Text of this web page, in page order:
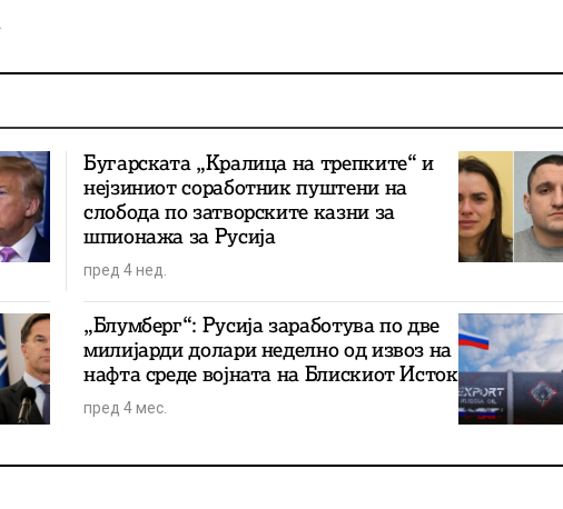
Бугарската „Кралица на трепките“ и
нејзиниот соработник пуштени на
слобода по затворските казни за
шпионажа за Русија
пред 4 нед.
„Блумберг“: Русија заработува по две
милијарди долари неделно од извоз на
нафта среде војната на Блискиот Исток
пред 4 мес.